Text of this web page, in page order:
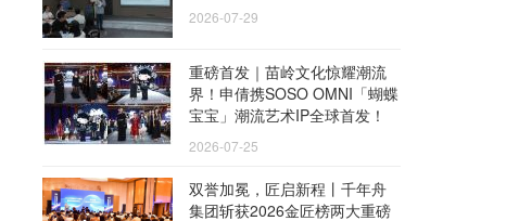
2026-07-29
重磅首发｜苗岭文化惊耀潮流
界！申倩携SOSO OMNI「蝴蝶
宝宝」潮流艺术IP全球首发！
2026-07-25
双誉加冕，匠启新程丨千年舟
集团斩获2026金匠榜两大重磅